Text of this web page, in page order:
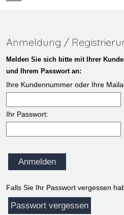
Anmeldung /
Melden Sie sich bitte mit Ihrer
und Ihrem Passwort an:
Ihre Kundennummer oder Ihre
Ihr Passwort:
Falls Sie Ihr Passwort vergessen